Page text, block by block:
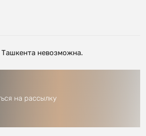
Ташкента невозможна.
на рассылку